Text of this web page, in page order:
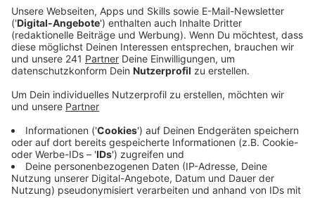
Ein Promi, keine Fragen und fünf
Gegenstände
Anzeige
Wenn ein Popstar, Comedian, Schauspieler oder
Politiker bei uns zu Besuch ist, stellt er sich auch dem
besonderen Video-Interview „Fünf für". Dabei wird
keine einzige Frage gestellt, sondern dem Gast